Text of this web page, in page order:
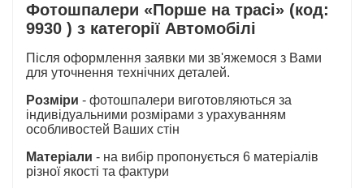
Фотошпалери «Порше на трасі» (код:
9930 ) з категорії Автомобілі
Після оформлення заявки ми зв'яжемося з Вами
для уточнення технічних деталей.
Розміри - фотошпалери виготовляються за
індивідуальними розмірами з урахуванням
особливостей Ваших стін
Матеріали - на вибір пропонується 6 матеріалів
різної якості та фактури